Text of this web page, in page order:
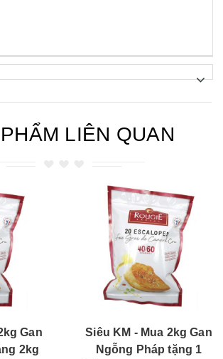
LIÊN QUAN
Gan
2kg
Siêu KM - Mua 2kg Gan
Ngỗng Pháp tặng 1